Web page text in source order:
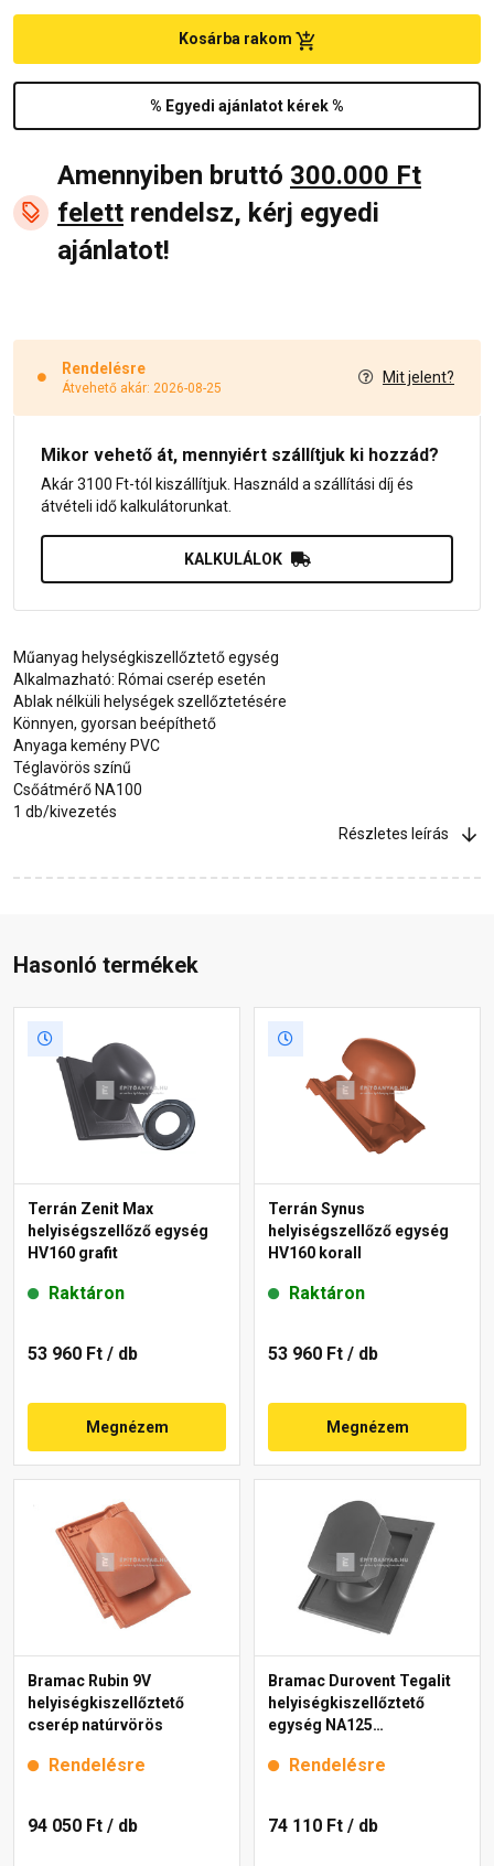
% Egyedi ajánlatot kérek %
Kosárba rakom
Amennyiben bruttó 300.000 Ft
felett rendelsz, kérj egyedi
ajánlatot!
Rendelésre
Átvehető akár: 2026-08-25
Mit jelent?
Mikor vehető át, mennyiért szállítjuk ki hozzád?
Akár 3100 Ft-tól kiszállítjuk. Használd a szállítási díj és
átvételi idő kalkulátorunkat.
KALKULÁLOK
Műanyag helységkiszellőztető egység
Alkalmazható: Római cserép esetén
Ablak nélküli helységek szellőztetésére
Könnyen, gyorsan beépíthető
Anyaga kemény PVC
Téglavörös színű
Csőátmérő NA100
1 db/kivezetés
Részletes leírás
Hasonló termékek
Terrán Zenit Max
helyiségszellőző egység
HV160 grafit
Raktáron
53 960 Ft / db
Megnézem
Terrán Synus
helyiségszellőző egység
HV160 korall
Raktáron
53 960 Ft / db
Megnézem
Bramac Rubin 9V
helyiségkiszellőztető
cserép natúrvörös
Rendelésre
94 050 Ft / db
Bramac Durovent Tegalit
helyiségkiszellőztető
egység NA125
Rendelésre
74 110 Ft / db